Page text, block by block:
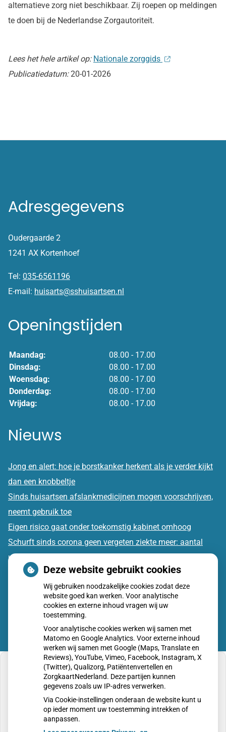
alternatieve zorg niet beschikbaar. Zij roepen op meldingen
te doen bij de Nederlandse Zorgautoriteit.
Lees het hele artikel op: Nationale zorggids
Publicatiedatum:20-01-2026
Adresgegevens
Oudergaarde 2
1241 AX Kortenhoef
Tel: 035-6561196
E-mail: huisarts@sshuisartsen.nl
Openingstijden
Maandag:
08.00 - 17.00
Dinsdag:
08.00 - 17.00
Woensdag:
08.00 - 17.00
Donderdag:
08.00 - 17.00
Vrijdag:
08.00 - 17.00
Nieuws
Jong en alert: hoe je borstkanker herkent als je verder kijkt
dan een knobbeltje
Sinds huisartsen afslankmedicijnen mogen voorschrijven,
neemt gebruik toe
Eigen risico gaat onder toekomstig kabinet omhoog
Schurft sinds corona geen vergeten ziekte meer: aantal
uitbraken fors gestegen
CZ vergoedt zorg van twee gespecialiseerde
revalidatieartsen niet meer
U heeft geen toestemming gegeven voor
externe inhoud die nodig is om dit te zien.
Cookie-instellingen wijzigen
Deze website gebruikt cookies
Wij gebruiken noodzakelijke cookies zodat deze
website goed kan werken. Voor analytische
cookies en externe inhoud vragen wij uw
toestemming.
Voor analytische cookies werken wij samen met
Matomo en Google Analytics. Voor externe inhoud
werken wij samen met Google (Maps, Translate en
Reviews), YouTube, Vimeo, Facebook, Instagram, X
(Twitter), Qualizorg, Patiëntenvertellen en
ZorgkaartNederland. Deze partijen kunnen
gegevens zoals uw IP-adres verwerken.
Via Cookie-instellingen onderaan de website kunt u
op ieder moment uw toestemming intrekken of
aanpassen.